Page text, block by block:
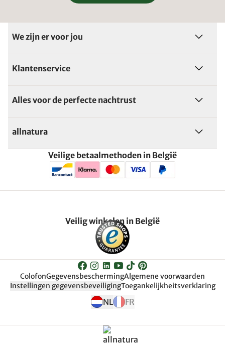
We zijn er voor jou
Klantenservice
Alles voor de perfecte nachtrust
allnatura
Veilige betaalmethoden in België
Veilig winkelen in België
ColofonGegevensbeschermingAlgemene voorwaarden
Instellingen gegevensbeveiligingToegankelijkheitsverklaring
NL FR